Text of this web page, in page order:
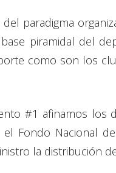
del paradigma
piramidal del
como son los
#1 afinamos los
Fondo Nacional
la distribución